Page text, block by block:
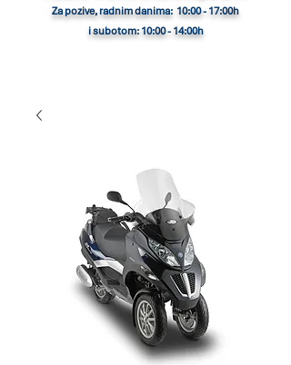
Za pozive, radnim danima: 10:00 - 17:00h
i subotom: 10:00 - 14:00h